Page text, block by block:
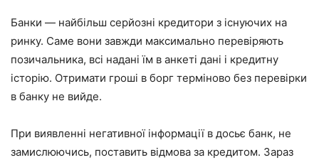
Банки — найбільш серйозні кредитори з існуючих на
ринку. Саме вони завжди максимально перевіряють
позичальника, всі надані їм в анкеті дані і кредитну
історію. Отримати гроші в борг терміново без перевірки
в банку не вийде.
При виявленні негативної інформації в досьє банк, не
замислюючись, поставить відмова за кредитом. Зараз